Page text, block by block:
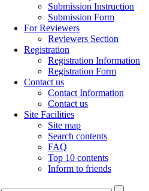
Submission Instruction
Submission Form
For Reviewers
Reviewers Section
Registration
Registration Information
Registration Form
Contact us
Contact Information
Contact us
Site Facilities
Site map
Search contents
FAQ
Top 10 contents
Inform to friends